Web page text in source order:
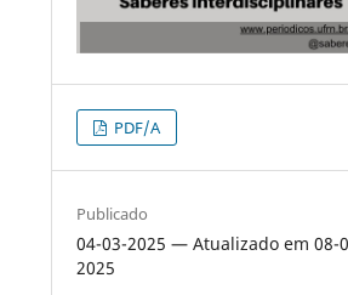
PDF/A
Publicado
04-03-2025 — Atualizado em 08-
2025